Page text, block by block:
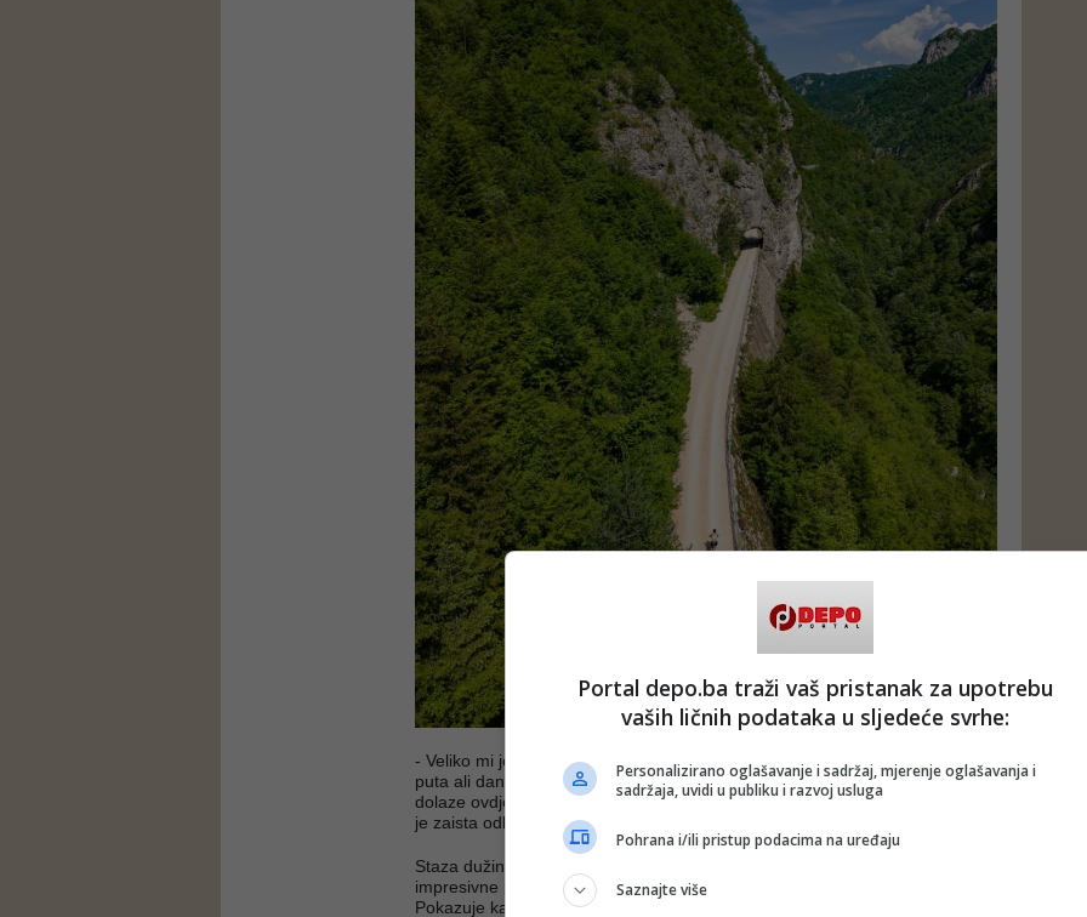
- Veliko mi je zadovoljstvo što sam ovdje. Vjerovatno ste ovo čuli mnogo
puta ali danas je zaista posebno. Gledati ove dvije grupe biciklista koji
dolaze ovdje u pratnji prijatelja iz Mostara – što mislim da je jak signal – to
je zaista odlično.
Staza dužine 13 kilometara povezuje Sarajevo i Pale kroz šume, tunele i
impresivne prirodne predjele. Međutim, ona je dio mnogo šire priče.
Pokazuje kako konkretna saradnja može zbližiti zajednice.
Portal depo.ba traži vaš pristanak za upotrebu
vaših ličnih podataka u sljedeće svrhe:
Personalizirano oglašavanje i sadržaj, mjerenje oglašavanja i
sadržaja, uvidi u publiku i razvoj usluga
Pohrana i/ili pristup podacima na uređaju
Saznajte više